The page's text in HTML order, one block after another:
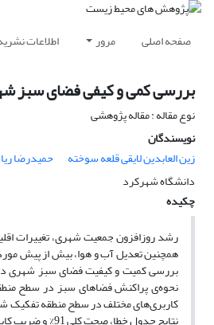
صفحه اصلی مرور اطلاعات
بررسی کمی و کیفی فضای سبز
نوع مقاله : مقاله پژوهشی
نویسندگان
زین العابدین لایقی قلعه سوخته
حمیدرضا
دانشگاه شهرکرد
چکیده
رشد روزافزون جمعیت شهری، تغییرات
همچنین تعدیل آب‌ و هوا، بیش از پیش مورد